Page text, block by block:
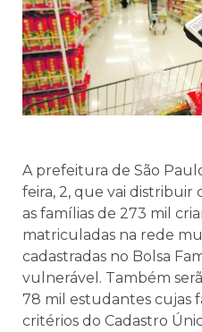
A prefeitura de São
feira, 2, que vai distribuir
as famílias de 273 mil
matriculadas na rede
cadastradas no Bolsa
vulnerável. Também
78 mil estudantes cujas
critérios do Cadastro